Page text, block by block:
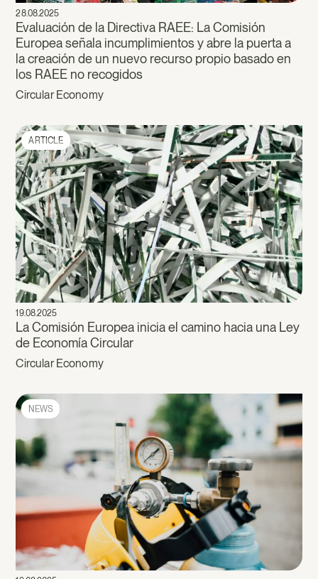
28.08.2025
Evaluación de la Directiva RAEE: La Comisión
Europea señala incumplimientos y abre la puerta a
la creación de un nuevo recurso propio basado en
los RAEE no recogidos
Circular Economy
ARTICLE
19.08.2025
La Comisión Europea inicia el camino hacia una Ley
de Economía Circular
Circular Economy
NEWS